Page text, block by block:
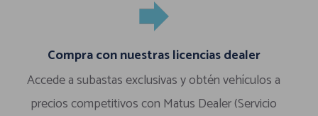
Compra con nuestras licencias dealer
Accede a subastas exclusivas y obtén vehículos a
precios competitivos con Matus Dealer (Servicio